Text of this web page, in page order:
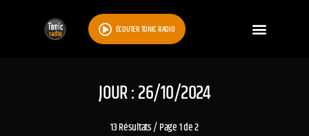
ÉCOUTER TONIC RADIO
JOUR : 26/10/2024
13 Résultats / Page 1 de 2